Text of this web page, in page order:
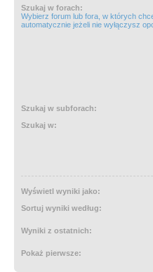
Szukaj w forach:
Wybierz forum lub fora, w których
automatycznie jeżeli nie wyłączysz
Szukaj w subforach:
Szukaj w:
Wyświetl wyniki jako:
Sortuj wyniki według:
Wyniki z ostatnich:
Pokaż pierwsze: